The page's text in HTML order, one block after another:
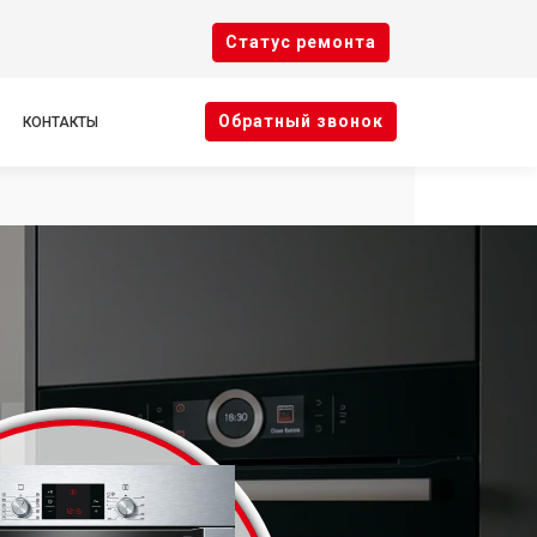
Cтатус ремонта
КОНТАКТЫ Oбратный звонок